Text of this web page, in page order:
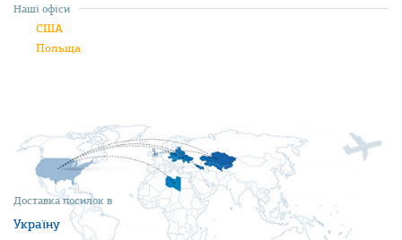
Доставка посилок в
Україну
Наші офіси
США
Польща